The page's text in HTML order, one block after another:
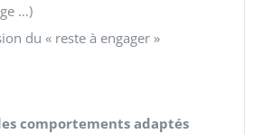
…)
du « reste à engager »
comportements adaptés